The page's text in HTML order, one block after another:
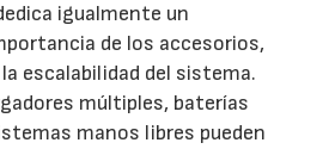
igualmente un
de los accesorios,
escalabilidad del sistema.
múltiples, baterías
manos libres pueden